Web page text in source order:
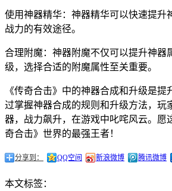
使用神器精华：神器精华可以快速提升
战力的有效途径。
合理附魔：神器附魔不仅可以提升神器
级，选择合适的附魔属性至关重要。
《传奇合击》中的神器合成和升级是提
过掌握神器合成的规则和升级方法，玩
器，战力飙升，在游戏中叱咤风云。愿
奇合击》世界的最强王者！
分享到： QQ空间 新浪微博 腾讯微博
本文标签：